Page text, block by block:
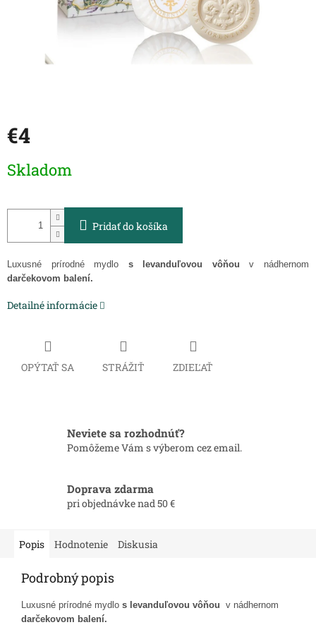
€4
cena:
Skladom
Pridať do košíka
Luxusné prírodné mydlo s levanduľovou vôňou v nádhernom
darčekovom balení.
Detailné informácie
OPÝTAŤ SA STRÁŽIŤ ZDIEĽAŤ
Neviete sa rozhodnúť?
Pomôžeme Vám s výberom cez email.
Doprava zdarma
pri objednávke nad 50 €
Popis Hodnotenie Diskusia
Podrobný popis
Luxusné prírodné mydlo s levanduľovou vôňou v nádhernom
darčekovom balení.